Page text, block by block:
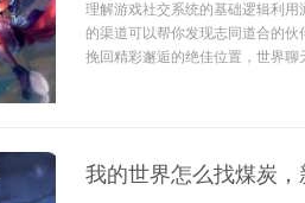
理解游戏社交系统的基础逻辑利
的渠道可以帮你发现志同道合的
挽回精彩邂逅的绝佳位置，世界
我的世界怎么找煤炭